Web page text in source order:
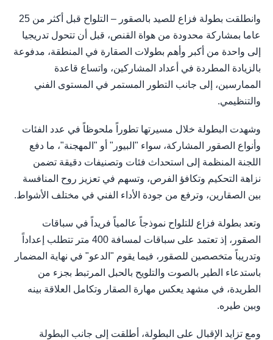
وانطلقت بطولة فزاع للصيد بالصقور – التلواح قبل أكثر من 25
عاما بمشاركة محدودة من هواة القنص، قبل أن تتحول تدريجيا
إلى واحدة من أكبر وأهم بطولات الصقارة في المنطقة، مدفوعة
بالزيادة المطردة في أعداد المشاركين، واتساع قاعدة
الممارسين، إلى جانب التطور المستمر في المستوى الفني
والتنظيمي.
وشهدت البطولة خلال مسيرتها تطوراً ملحوظاً في عدد الفئات
وأنواع الصقور المشاركة، سواء "البيور" أو "المهجنة"، ما دفع
اللجنة المنظمة إلى استحداث فئات وتصنيفات دقيقة تضمن
نزاهة التحكيم وتكافؤ الفرص، وتسهم في تعزيز روح المنافسة
بين الصقارين، وترفع من جودة الأداء الفني في مختلف الأشواط.
وتعد بطولة فزاع للتلواح نموذجاً عالمياً فريداً في سباقات
الصقور، إذ تعتمد على سباقات لمسافة 400 متر تتطلب إعداداً
وتدريباً متخصصين للصقور، فيما يقوم "الدعو" في نهاية المضمار
باستدعاء الطير بالصوت والتلويح بالحبل المرتبط بجزء من
الطريدة، في مشهد يعكس مهارة الصقار وتكامل العلاقة بينه
وبين طيره.
ومع تزايد الإقبال على البطولة، أطلقت إلى جانب البطولة